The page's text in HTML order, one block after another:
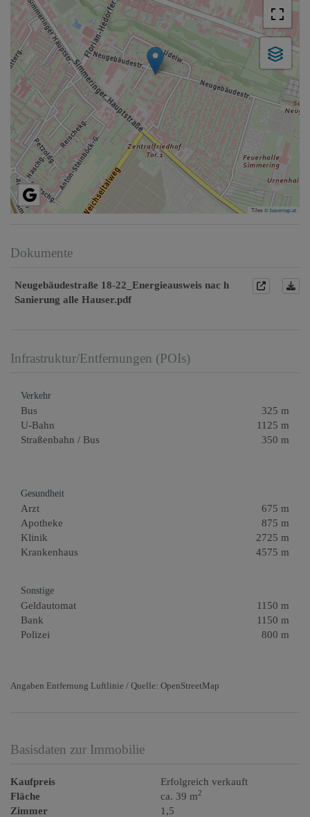
Tiles ©basemap.at
Dokumente
Neugebäudestraße 18-22_Energieausweis nac h
Sanierung alle Hauser.pdf
Infrastruktur/Entfernungen (POIs)
Verkehr
Bus
325 m
U-Bahn
1125 m
Straßenbahn / Bus
350 m
Gesundheit
Arzt
675 m
Apotheke
875 m
Klinik
2725 m
Krankenhaus
4575 m
Sonstige
Geldautomat
1150 m
Bank
1150 m
Polizei
800 m
Angaben Entfernung Luftlinie / Quelle: OpenStreetMap
Basisdaten zur Immobilie
Kaufpreis
Erfolgreich verkauft
Fläche
ca. 39 m2
Zimmer 1,5